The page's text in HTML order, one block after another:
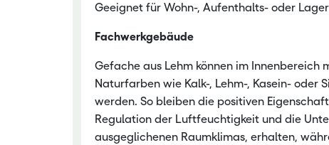
Geeignet für Wohn-, Aufenthalts- oder
Fachwerkgebäude
Gefache aus Lehm können im Innenbereich
Naturfarben wie Kalk-, Lehm-, Kasein- oder
werden. So bleiben die positiven
Regulation der Luftfeuchtigkeit und die
ausgeglichenen Raumklimas, erhalten,